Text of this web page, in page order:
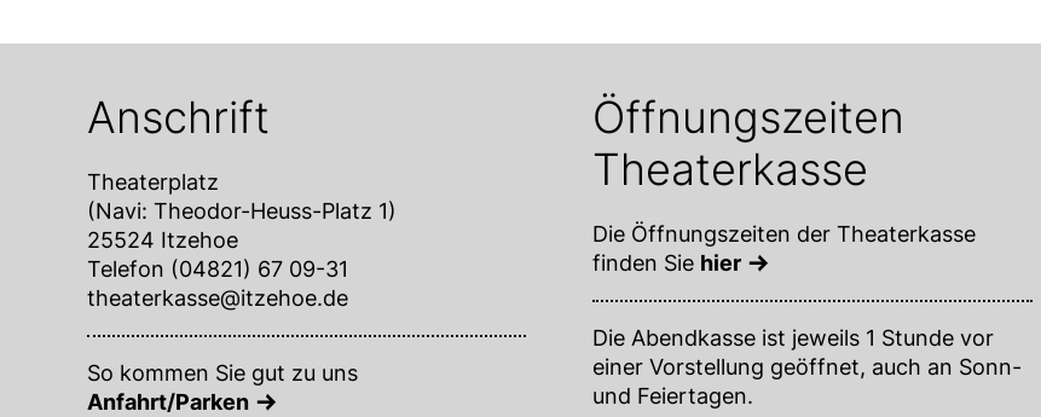
Anschrift
Theaterplatz
(Navi: Theodor-Heuss-Platz 1)
25524 Itzehoe
Telefon (04821) 67 09-31
theaterkasse@itzehoe.de
So kommen Sie gut zu uns
Anfahrt/Parken
Öffnungszeiten
Theaterkasse
Die Öffnungszeiten der Theaterkasse
finden Sie hier
Die Abendkasse ist jeweils 1 Stunde vor
einer Vorstellung geöffnet, auch an Sonn-
und Feiertagen.